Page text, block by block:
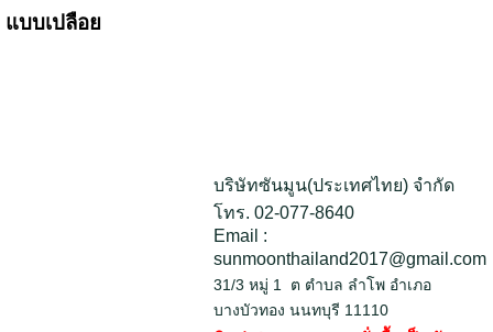
แบบเปลือย
บริษัทซันมูน(ประเทศไทย) จำกัด
โทร. 02-077-8640
Email :
sunmoonthailand2017@gmail.com
31/3 หมู่ 1 ต ตำบล ลำโพ อำเภอ
บางบัวทอง นนทบุรี 11110